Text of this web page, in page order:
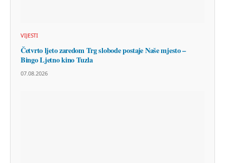
VIJESTI
Četvrto ljeto zaredom Trg slobode postaje Naše mjesto –
Bingo Ljetno kino Tuzla
07.08.2026